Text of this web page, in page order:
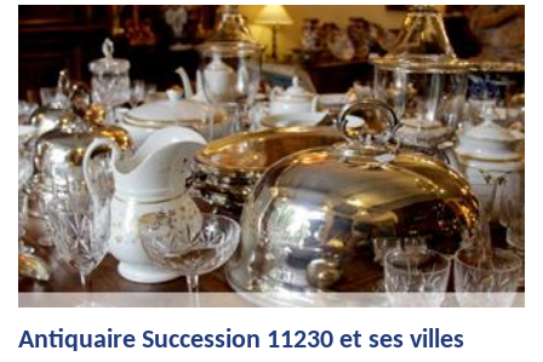
Antiquaire Succession 11230 et ses villes